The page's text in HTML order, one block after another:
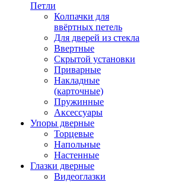
Петли
Колпачки для
ввёртных петель
Для дверей из стекла
Ввертные
Скрытой установки
Приварные
Накладные
(карточные)
Пружинные
Аксессуары
Упоры дверные
Торцевые
Напольные
Настенные
Глазки дверные
Видеоглазки